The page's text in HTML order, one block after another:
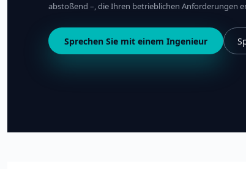
abstoßend –, die Ihren betrieblichen Anforderungen
Sprechen Sie mit einem Ingenieur